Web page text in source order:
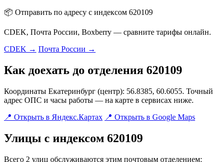
📦 Отправить по адресу с индексом 620109
CDEK, Почта России, Boxberry — сравните тарифы онлайн.
CDEK → Почта России →
Как доехать до отделения 620109
Координаты Екатеринбург (центр): 56.8385, 60.6055. Точный
адрес ОПС и часы работы — на карте в сервисах ниже.
📍 Открыть в Яндекс.Картах 📍 Открыть в Google Maps
Улицы с индексом 620109
Всего 2 улиц обслуживаются этим почтовым отделением: